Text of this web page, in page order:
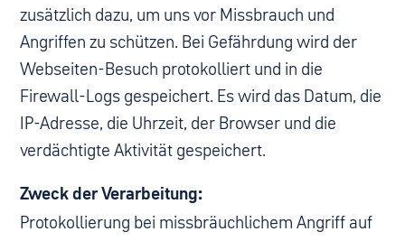
zusätzlich dazu, um uns vor Missbrauch und
Angriffen zu schützen. Bei Gefährdung wird der
Webseiten-Besuch protokolliert und in die
Firewall-Logs gespeichert. Es wird das Datum, die
IP-Adresse, die Uhrzeit, der Browser und die
verdächtigte Aktivität gespeichert.
Zweck der Verarbeitung:
Protokollierung bei missbräuchlichem Angriff auf